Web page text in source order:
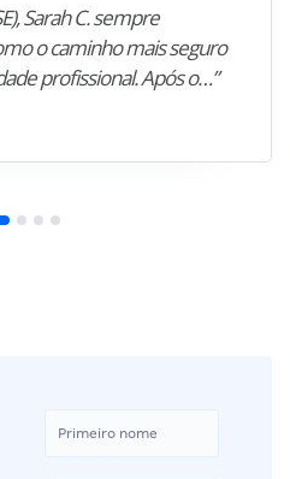
Sarah C. sempre
o caminho mais seguro
profissional. Após o…”